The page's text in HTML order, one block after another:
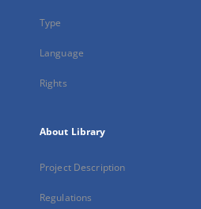
Type
Language
Rights
About Library
Project Description
Regulations